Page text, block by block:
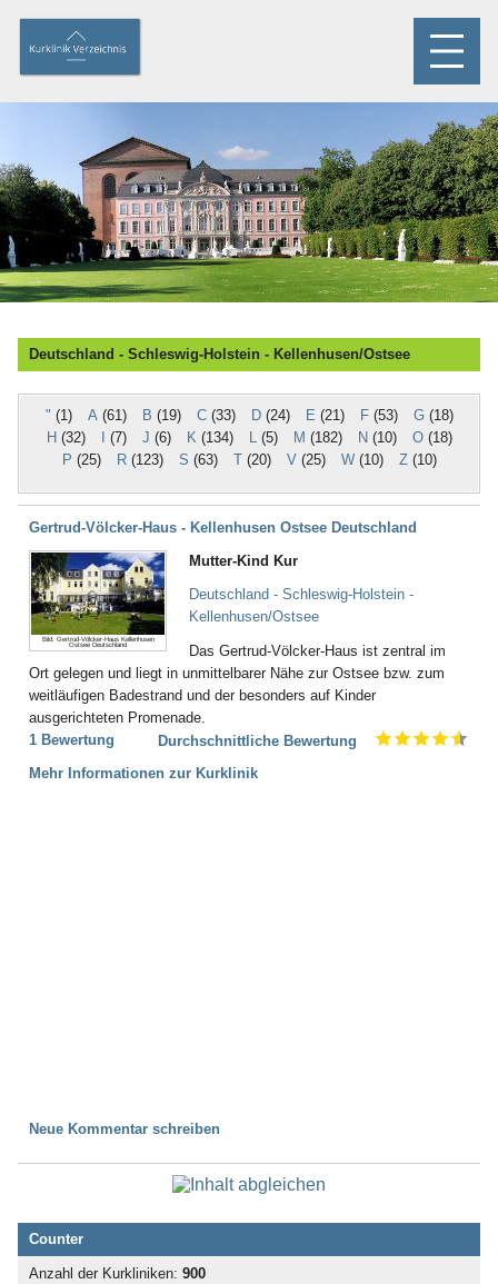
Deutschland - Schleswig-Holstein - Kellenhusen/Ostsee
" (1) A(61) B (19) C(33) D(24) E (21) F(53) G(18)
H (32) (7) J (6) K(134) L(5) M (182) N (10) O(18)
P (25) R(123) S (63) T(20) V(25) W(10) Z(10)
Gertrud-Völcker-Haus - Kellenhusen Ostsee Deutschland
Bild: Gertrud-Völcker-Haus Kellenhusen
Ostsee Deutschland
Mutter-Kind Kur
Deutschland - Schleswig-Holstein -
Kellenhusen/Ostsee
Das Gertrud-Völcker-Haus ist zentral im
Ort gelegen und liegt in unmittelbarer Nähe zur Ostsee bzw. zum
weitläufigen Badestrand und der besonders auf Kinder
ausgerichteten Promenade.
1 Bewertung
Durchschnittliche Bewertung
Mehr Informationen zur Kurklinik
Neue Kommentar schreiben
Counter
Anzahl der Kurkliniken: 900